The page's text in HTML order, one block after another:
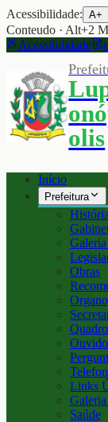
Acessibilidade: A+
Conteudo · Alt+2
Acessibilidade
olis
Início
Prefeitura
Obras
Links
Saúde